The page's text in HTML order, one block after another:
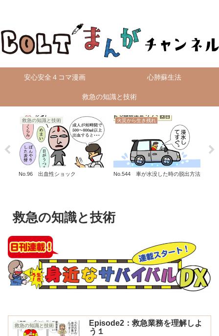
安心安全４コマ漫画 心肺蘇生法
救急の知識と技術
救急の知識と技術
No.96 出血性ショック
火災から生き残れ
No.544 車が水没した時の脱出方法
救急の知識と技術
救急の知識と技術
Episode2：救急業務を理解しよ
う１